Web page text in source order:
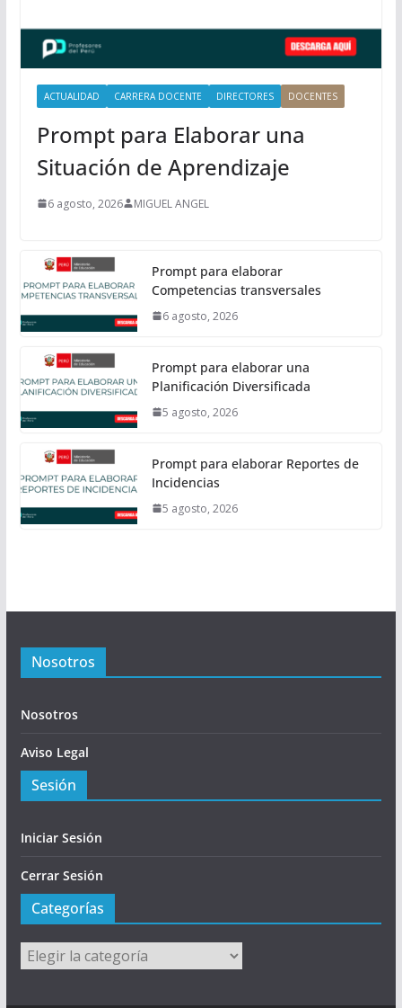
a
ACTUALIDAD CARRERA DOCENTE DIRECTORES DOCENTES
Prompt para Elaborar una
Situación de Aprendizaje
6 agosto, 2026 MIGUEL ANGEL
Prompt para elaborar
Competencias transversales
6 agosto, 2026
Prompt para elaborar una
Planificación Diversificada
5 agosto, 2026
Prompt para elaborar Reportes de
Incidencias
5 agosto, 2026
Nosotros
Nosotros
Aviso Legal
Sesión
Iniciar Sesión
Cerrar Sesión
Categorías
Categorías